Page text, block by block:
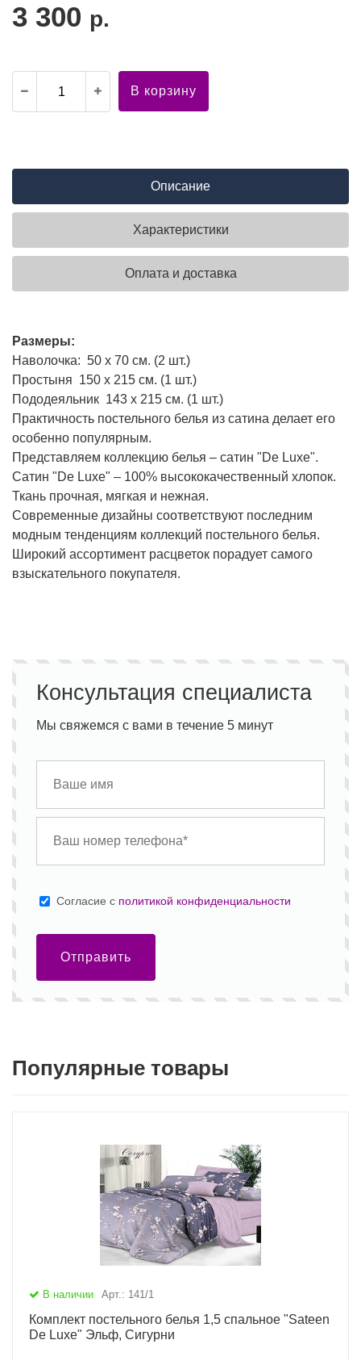
3 300 р.
В корзину
Описание
Характеристики
Оплата и доставка
Размеры:
Наволочка: 50 х 70 см. (2 шт.)
Простыня 150 х 215 см. (1 шт.)
Пододеяльник 143 х 215 см. (1 шт.)
Практичность постельного белья из сатина делает его
особенно популярным.
Представляем коллекцию белья – сатин "De Luxe".
Сатин "De Luxe" – 100% высококачественный хлопок.
Ткань прочная, мягкая и нежная.
Современные дизайны соответствуют последним
модным тенденциям коллекций постельного белья.
Широкий ассортимент расцветок порадует самого
взыскательного покупателя.
Консультация специалиста
Мы свяжемся с вами в течение 5 минут
Cогласие с политикой конфиденциальности
Отправить
Популярные товары
В наличии Арт.: 141/1
Комплект постельного белья 1,5 спальное "Sateen
De Luxe" Эльф, Сигурни